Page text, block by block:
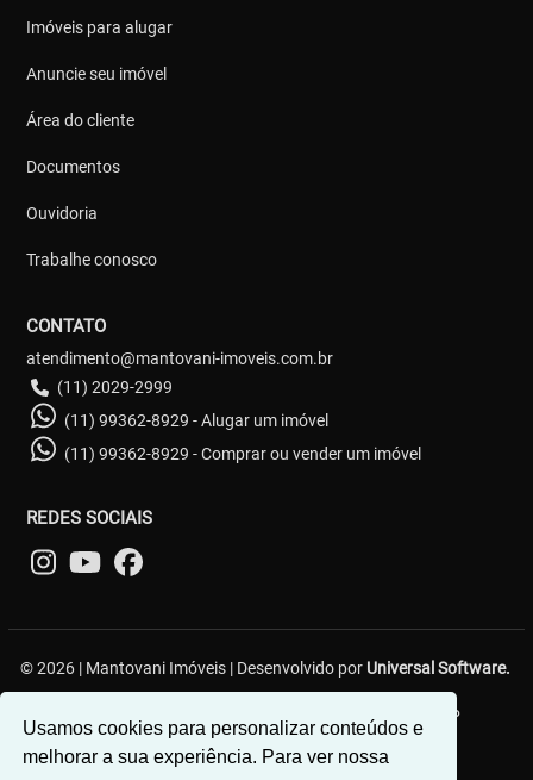
Usamos cookies para personalizar conteúdos e
melhorar a sua experiência. Para ver nossa
Imóveis para alugar
Anuncie seu imóvel
Área do cliente
Documentos
Ouvidoria
Trabalhe conosco
CONTATO
atendimento@mantovani-imoveis.com.br
(11) 2029-2999
(11) 99362-8929 - Alugar um imóvel
(11) 99362-8929 - Comprar ou vender um imóvel
REDES SOCIAIS
© 2026 | Mantovani Imóveis | Desenvolvido por Universal Software.
R. Lavínia Ribeiro, 59 - Vila Diva (Zona Leste) - São Paulo/SP